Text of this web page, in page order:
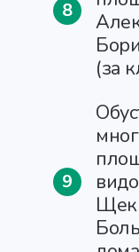
8
(за
9